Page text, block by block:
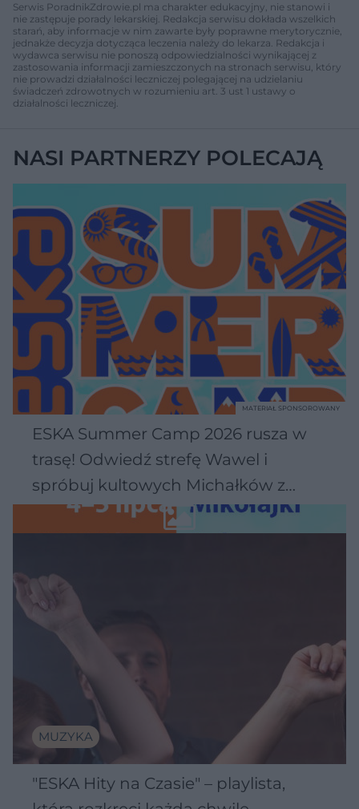
Serwis PoradnikZdrowie.pl ma charakter edukacyjny, nie stanowi i
nie zastępuje porady lekarskiej. Redakcja serwisu dokłada wszelkich
starań, aby informacje w nim zawarte były poprawne merytorycznie,
jednakże decyzja dotycząca leczenia należy do lekarza. Redakcja i
wydawca serwisu nie ponoszą odpowiedzialności wynikającej z
zastosowania informacji zamieszczonych na stronach serwisu, który
nie prowadzi działalności leczniczej polegającej na udzielaniu
świadczeń zdrowotnych w rozumieniu art. 3 ust 1 ustawy o
działalności leczniczej.
NASI PARTNERZY POLECAJĄ
ESKA Summer Camp 2026 rusza w
trasę! Odwiedź strefę Wawel i
spróbuj kultowych Michałków z
Wawelu
MATERIAŁ SPONSOROWANY
MUZYKA
"ESKA Hity na Czasie" – playlista,